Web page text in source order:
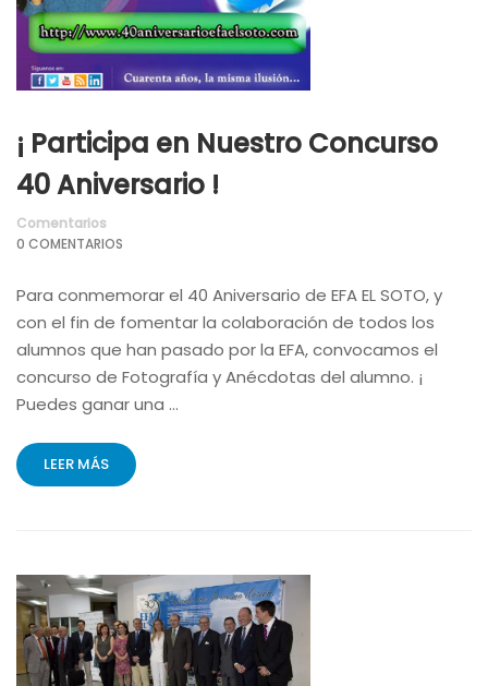
¡ Participa en Nuestro Concurso
40 Aniversario !
Comentarios
0 COMENTARIOS
Para conmemorar el 40 Aniversario de EFA EL SOTO, y
con el fin de fomentar la colaboración de todos los
alumnos que han pasado por la EFA, convocamos el
concurso de Fotografía y Anécdotas del alumno. ¡
Puedes ganar una …
LEER MÁS